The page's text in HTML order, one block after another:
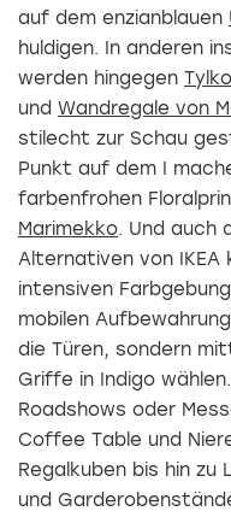
auf dem enzianblauen
huldigen. In anderen
werden hingegen
und Wandregale von
stilecht zur Schau
Punkt auf dem I
farbenfrohen
Marimekko. Und auch
Alternativen von
intensiven
mobilen
die Türen, sondern
Griffe in Indigo
Roadshows oder
Coffee Table und
Regalkuben bis hin zu
und